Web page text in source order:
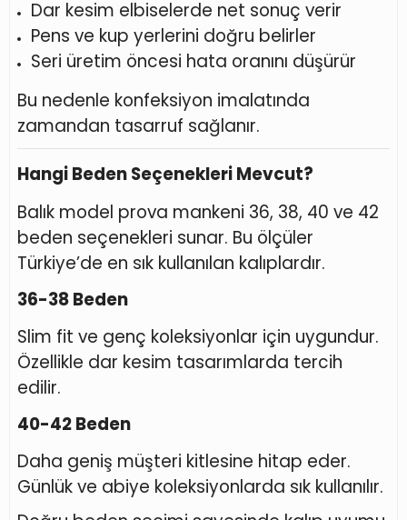
Dar kesim elbiselerde net sonuç verir
Pens ve kup yerlerini doğru belirler
Seri üretim öncesi hata oranını düşürür
Bu nedenle konfeksiyon imalatında
zamandan tasarruf sağlanır.
Hangi Beden Seçenekleri Mevcut?
Balık model prova mankeni 36, 38, 40 ve 42
beden seçenekleri sunar. Bu ölçüler
Türkiye’de en sık kullanılan kalıplardır.
36-38 Beden
Slim fit ve genç koleksiyonlar için uygundur.
Özellikle dar kesim tasarımlarda tercih
edilir.
40-42 Beden
Daha geniş müşteri kitlesine hitap eder.
Günlük ve abiye koleksiyonlarda sık kullanılır.